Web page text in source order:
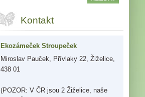
Kontakt
Ekozámeček Stroupeček
Miroslav Pauček, Přívlaky 22, Žiželice,
438 01
(POZOR: V ČR jsou 2 Žiželice, naše